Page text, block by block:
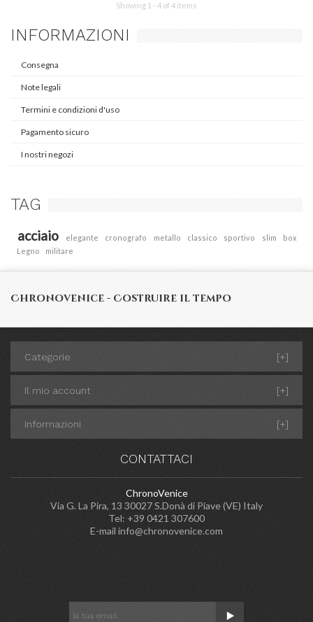
Showing 1 - 4 of 4 items
INFORMAZIONI
Consegna
Note legali
Termini e condizioni d'uso
Pagamento sicuro
I nostri negozi
TAG
acciaio elegante cronografo metallo classico sportivo slim
box
Legno
militare
Chronovenice - Costruire il tempo
Categorie [+]
Il mio account [+]
Informazioni [+]
CONTATTACI
ChronoVenice
Via G. La Pira, 13 30027 S.Donà di Piave (VE) Italy
Tel: +39 0421 307600
E-mail info@chronovenice.com